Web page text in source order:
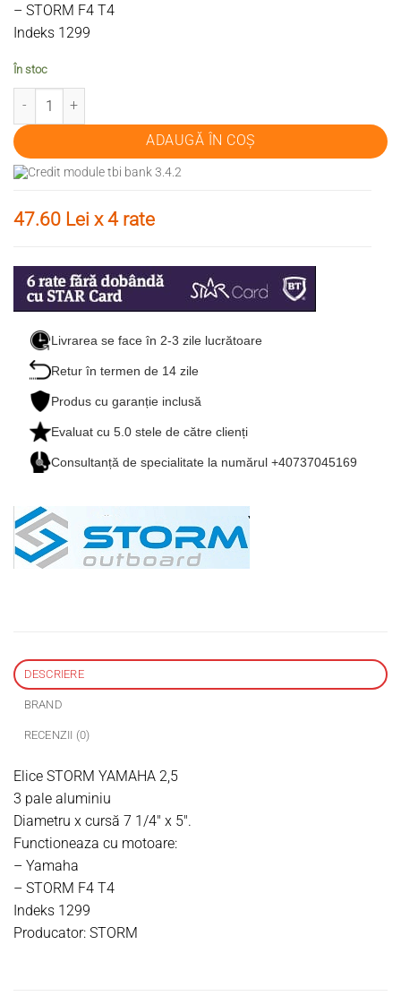
– STORM F4 T4
Indeks 1299
În stoc
Cantitate Elice Storm Yamaha F4 T4
ADAUGĂ ÎN COȘ
47.60 Lei x 4 rate
Livrarea se face în 2-3 zile lucrătoare
Retur în termen de 14 zile
Produs cu garanție inclusă
Evaluat cu5.0 stele de către clienți
Consultanță de specialitate la numărul +40737045169
DESCRIERE
BRAND
RECENZII (0)
Elice STORM YAMAHA 2,5
3 pale aluminiu
Diametru x cursă 7 1/4″ x 5″.
Functioneaza cu motoare:
– Yamaha
– STORM F4 T4
Indeks 1299
Producator: STORM